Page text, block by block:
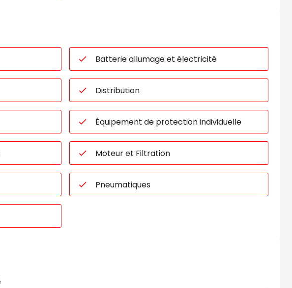
Batterie allumage et électricité
Distribution
Équipement de protection individuelle
Moteur et Filtration
Pneumatiques